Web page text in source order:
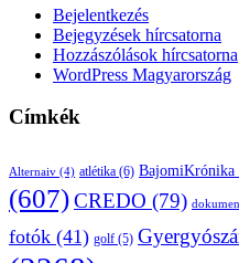
Bejelentkezés
Bejegyzések hírcsatorna
Hozzászólások hírcsatorna
WordPress Magyarország
Címkék
Alternaiv (4) atlétika (6) BajomiKrónika
(607)CREDO (79)
fotók (41) golf (5)